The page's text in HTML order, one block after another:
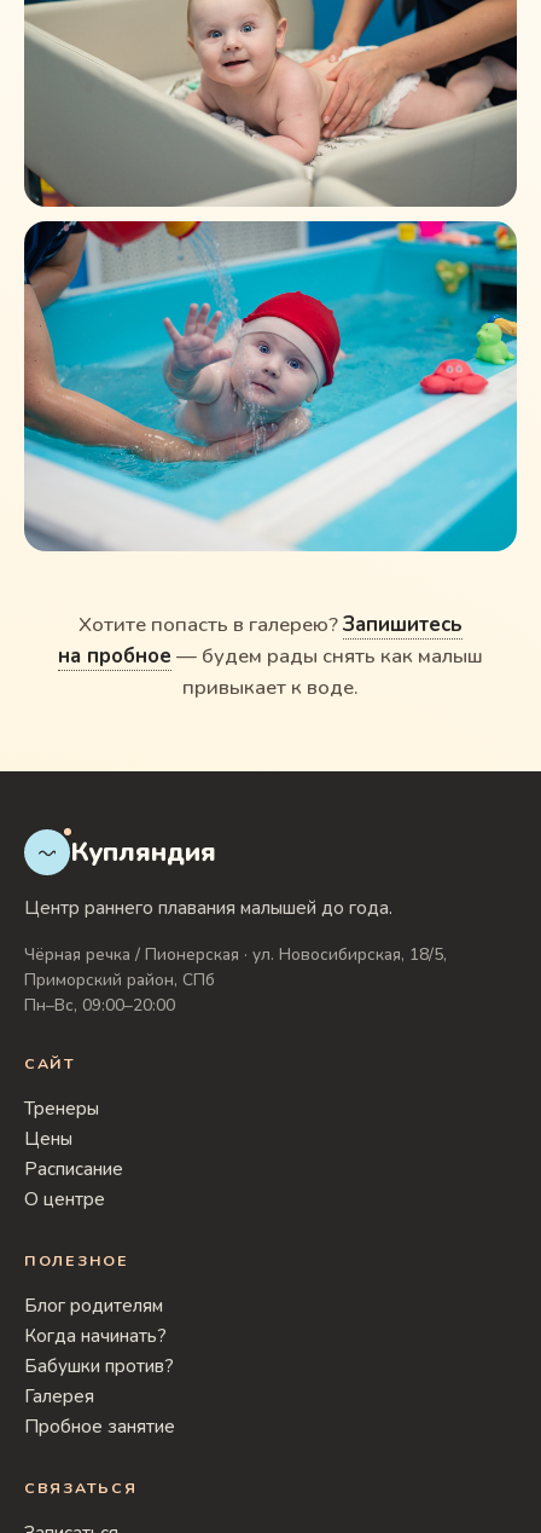
Хотите попасть в галерею?Запишитесь
на пробное — будем рады снять как малыш
привыкает к воде.
Купляндия
Центр раннего плавания малышей до года.
Чёрная речка / Пионерская · ул. Новосибирская, 18/5,
Приморский район, СПб
Пн–Вс, 09:00–20:00
САЙТ
Тренеры
Цены
Расписание
О центре
ПОЛЕЗНОЕ
Блог родителям
Когда начинать?
Бабушки против?
Галерея
Пробное занятие
СВЯЗАТЬСЯ